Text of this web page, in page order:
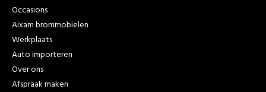
Occasions
Aixam brommobielen
Werkplaats
Auto importeren
Over ons
Afspraak maken